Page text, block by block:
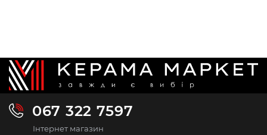
067 322 7597
Інтернет магазин